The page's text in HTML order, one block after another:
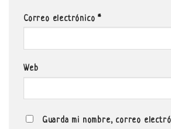
Correo electrónico*
Web
Guarda mi nombre, correo